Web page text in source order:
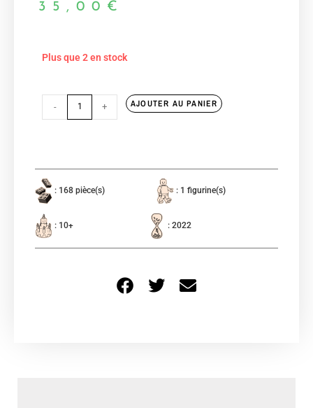
35,00 €
Plus que 2 en stock
- + AJOUTER AU PANIER
: 168 pièce(s) : 1 figurine(s)
: 10+ : 2022